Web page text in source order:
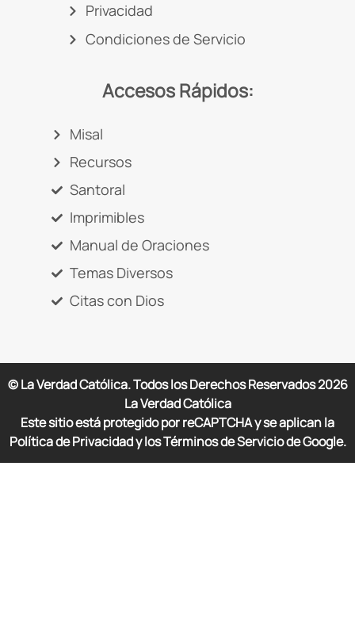
Privacidad
Condiciones de Servicio
Accesos Rápidos:
Misal
Recursos
Santoral
Imprimibles
Manual de Oraciones
Temas Diversos
Citas con Dios
© La Verdad Católica. Todos los Derechos Reservados2026
La Verdad Católica
Este sitio está protegido por reCAPTCHA y se aplican la
Política de Privacidad y los Términos de Servicio de Google.